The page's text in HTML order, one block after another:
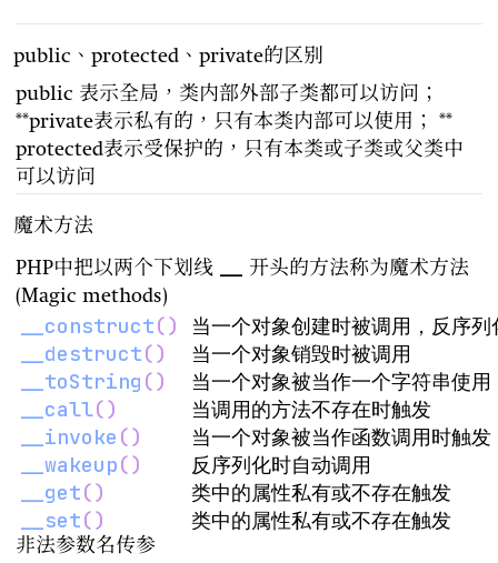
public、protected、private的区别
public 表示全局，类内部外部子类都可以访问；
**private表示私有的，只有本类内部可以使用； **
protected表示受保护的，只有本类或子类或父类中
可以访问
魔术方法
PHP中把以两个下划线
开头的方法称为魔术方法
(Magic methods)
__construct()
__destruct()
__toString ()
当一个对象被当作一个字符串使
__call()
__invoke ()
__wakeup()
__get()
__set()
非法参数名传参